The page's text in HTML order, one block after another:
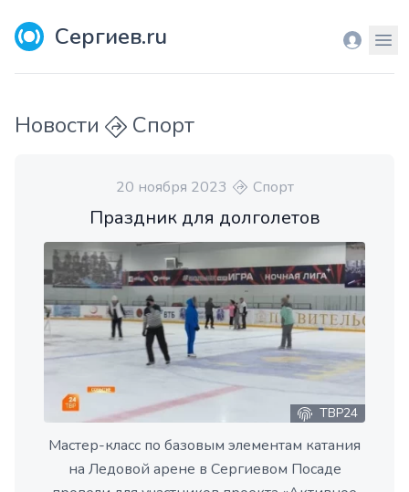
Сергиев.ru Вход
Новости Спорт
20 ноября 2023 Спорт
Праздник для долголетов
ТВР24
Мастер-класс по базовым элементам катания
на Ледовой арене в Сергиевом Посаде